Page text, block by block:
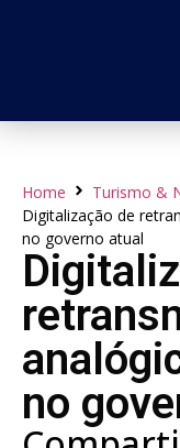
Home
Turismo &
Digitalização de
no governo atual
no